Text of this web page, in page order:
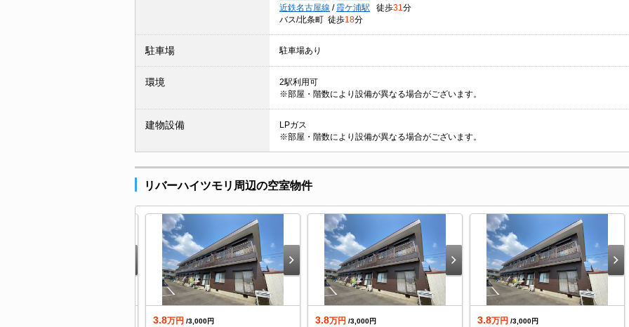
近鉄名古屋線 / 霞ケ浦駅 徒歩31 分
バス/北条町 徒歩18分
駐車場 駐車場あり
環境
2駅利用可
※部屋・階数により設備が異なる場合がございます。
建物設備
LPガス
※部屋・階数により設備が異なる場合がございます。
リバーハイツモリ周辺の空室物件
3.8万円 /3,000円
3.8万円 /3,000円
3.8万円 /3,000円